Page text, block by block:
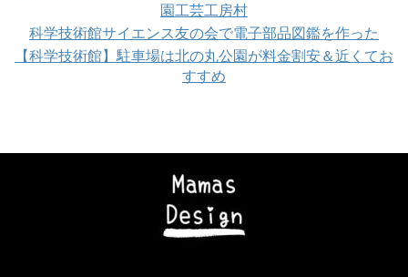
園工芸工房村
科学技術館サイエンス友の会で電子部品図鑑を作った
【科学技術館】駐車場は北の丸公園が料金割安＆近くてお
すすめ